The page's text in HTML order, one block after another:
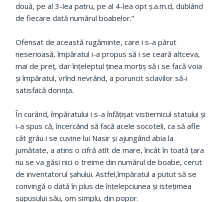
două, pe al 3-lea patru, pe al 4-lea opt ș.a.m.d, dublând
de fiecare dată numărul boabelor.”
Ofensat de această rugăminte, care i s-a părut
neserioasă, împăratul i-a propus să i se ceară altceva,
mai de preț, dar înțeleptul ținea morțiș să i se facă voia
și împăratul, vrînd nevrând, a poruncit sclavilor să-i
satisfacă dorința.
În curând, împăratului i s-a înfățișat vistiernicul statului și
i-a spus că, încercând să facă acele socoteli, ca să afle
cât grâu i se cuvine lui Nasir și ajungând abia la
jumătate, a atins o cifră atît de mare, încât în toată țara
nu se va găsi nici o treime din numărul de boabe, cerut
de inventatorul șahului. Astfel,împăratul a putut să se
convingă o dată în plus de înțelepciunea și istețimea
supusului său, om simplu, din popor.